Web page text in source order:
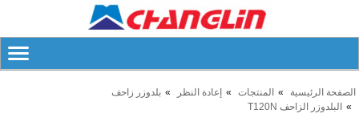
الصفحة الرئيسية المنتجات إعادة النظر
بلدوزر زاحف
البلدوزر الزاحف T120N